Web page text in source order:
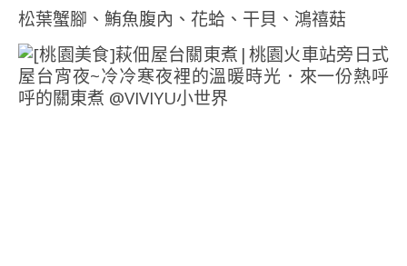
松葉蟹腳、鮪魚腹內、花蛤、干貝、鴻禧菇